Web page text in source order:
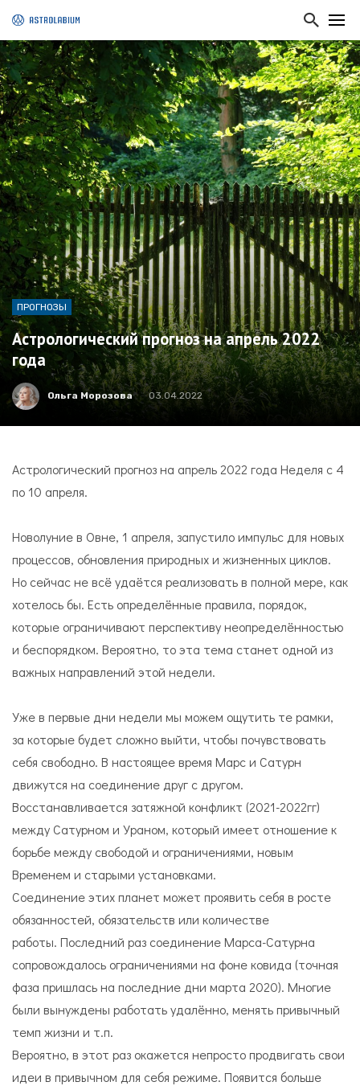
ПРОГНОЗЫ
Астрологический прогноз на апрель 2022
года
Ольга Морозова 03.04.2022
Астрологический прогноз на апрель 2022 года Неделя с 4
по 10 апреля.
Новолуние в Овне, 1 апреля, запустило импульс для новых
процессов, обновления природных и жизненных циклов.
Но сейчас не всё удаётся реализовать в полной мере, как
хотелось бы. Есть определённые правила, порядок,
которые ограничивают перспективу неопределённостью
и беспорядком. Вероятно, то эта тема станет одной из
важных направлений этой недели.
Уже в первые дни недели мы можем ощутить те рамки,
за которые будет сложно выйти, чтобы почувствовать
себя свободно. В настоящее время Марс и Сатурн
движутся на соединение друг с другом.
Восстанавливается затяжной конфликт (2021-2022гг)
между Сатурном и Ураном, который имеет отношение к
борьбе между свободой и ограничениями, новым
Временем и старыми установками.
Соединение этих планет может проявить себя в росте
обязанностей, обязательств или количестве
работы. Последний раз соединение Марса-Сатурна
сопровождалось ограничениями на фоне ковида (точная
фаза пришлась на последние дни марта 2020). Многие
были вынуждены работать удалённо, менять привычный
темп жизни и т.п.
Вероятно, в этот раз окажется непросто продвигать свои
идеи в привычном для себя режиме. Появится больше